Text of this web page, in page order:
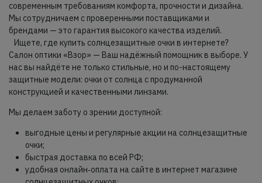
современным требованиям комфорта, прочности и дизайна.
Мы сотрудничаем с проверенными поставщиками и
брендами — это гарантия высокого качества изделий.
Ищете, где купить солнцезащитные очки в интернете?
Салон оптики «Взор» — Ваш надёжный помощник в выборе. У
нас вы найдёте не только стильные, но и по-настоящему
защитные модели: очки от солнца с продуманной
конструкцией и качественными линзами.
Мы делаем заботу о зрении доступной:
выгодные цены и регулярные акции на солнцезащитные
очки;
быстрая доставка по всей РФ;
удобная онлайн‑оплата на сайте в интернет магазине